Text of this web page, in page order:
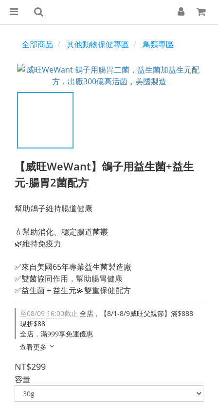
全部商品 其他動物保健專區 鳥類專區
【威旺WeWant】鴿子用益生菌+益生
元-腸胃2菌配方
幫助鴿子維持腸道健康
💧幫助消化、穩定腸道菌叢
🌿維持免疫力
✅來自美國65年專業益生菌製造廠
✅雙菌協同作用，幫助腸胃健康
✅益生菌 + 益生元💫雙重保健配方
至08/09 16:00截止 全店，【8/1-8/9威旺父親節】滿$888
現折$88
全店，滿999享免運優惠
查看更多
NT$299
容量